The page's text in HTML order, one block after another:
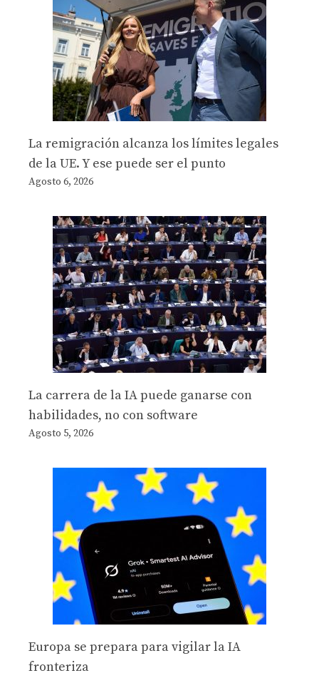
La remigración alcanza los límites legales
de la UE. Y ese puede ser el punto
Agosto 6, 2026
La carrera de la IA puede ganarse con
habilidades, no con software
Agosto 5, 2026
Europa se prepara para vigilar la IA
fronteriza